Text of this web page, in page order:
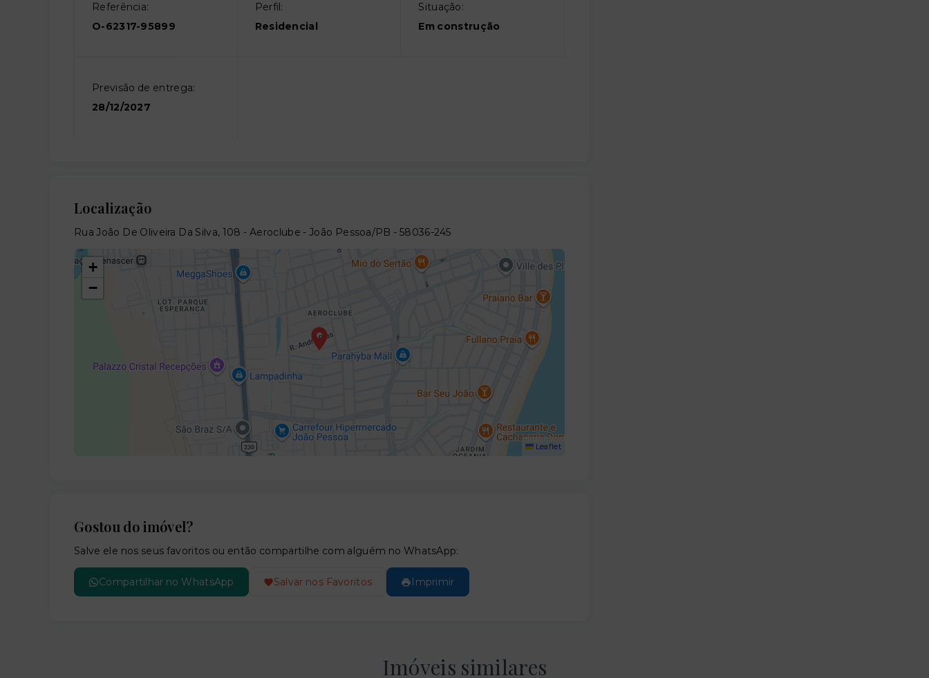
Referência:
O-62317-95899
Perfil:
Residencial
Situação:
Em construção
Previsão de entrega:
28/12/2027
Localização
Rua João De Oliveira Da Silva, 108 - Aeroclube - João Pessoa/PB - 58036-245
+
−
Leaflet
Gostou do imóvel?
Salve ele nos seus favoritos ou então compartilhe com alguém no WhatsApp:
Compartilhar no WhatsApp Salvar nos Favoritos Imprimir
Imóveis similares